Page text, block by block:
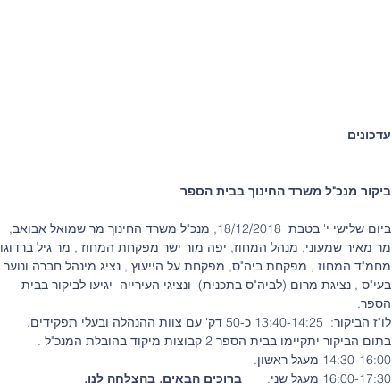
עדכונים
ביקור מנכ"ל משרד החינוך בבית הספר
ביום שלישי י' בטבת  18/12/2018, מנכ"ל משרד החינוך מר שמואל אבואב,
מר מאיר שמעוני, מנהל המחוז, יפה מור ישר מפקחת המחוז , מר גיל ברדוגו
מחמ"ד המחוז , מפקחת ביה"ס, מפקחת על הייעוץ , נציג מינהל חברה ונוער
בעי"ס , נציגת מרום (לביה"ס בתכנית)  ונציגי העירייה  יגיעו לביקור בבית
הספר.
לו"ז הביקור:  13:40-14:25 כ-50 דק' עם צוות ההנהלה ובעלי תפקידים.
בתום הביקור יתקיימו בבית הספר 2 קבוצות מיקוד בהובלת המנכ"ל .
14:30-16:00 מעגל ראשון.
16:00-17:30 מעגל שני.
ברוכים הבאים. בהצלחה לנו.